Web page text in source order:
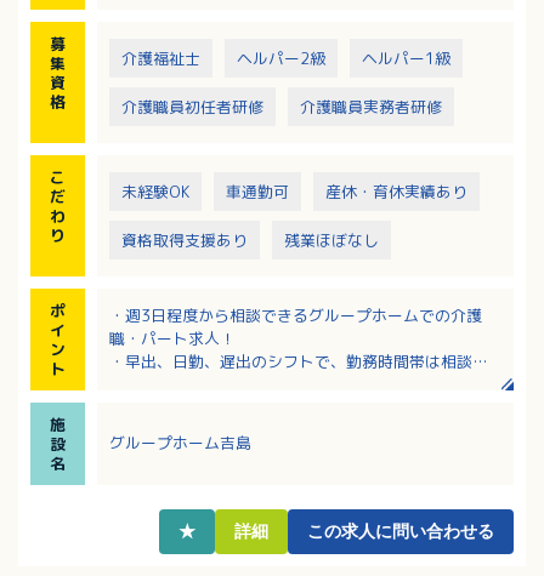
います
募
集
資
格
介護福祉士 ヘルパー2級 ヘルパー1級
介護職員初任者研修 介護職員実務者研修
こ
だ
わ
り
未経験OK 車通勤可 産休・育休実績あり
資格取得支援あり 残業ほぼなし
ポ
イ
ン
ト
・週3日程度から相談できるグループホームでの介護
職・パート求人！
・早出、日勤、遅出のシフトで、勤務時間帯は相談Ｏ
・マイカー通勤可で駐車場も相談できます！最寄り駅
から徒歩10分の通いやすい職場！
施
設
名
グループホーム吉島
★ 詳細 この求人に問い合わせる